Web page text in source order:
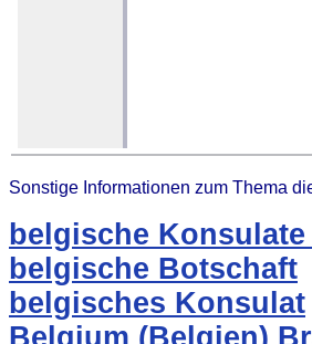
Sonstige Informationen zum Thema
belgische
belgische Botschaft
belgisches Konsulat
Belgium (Belgien)